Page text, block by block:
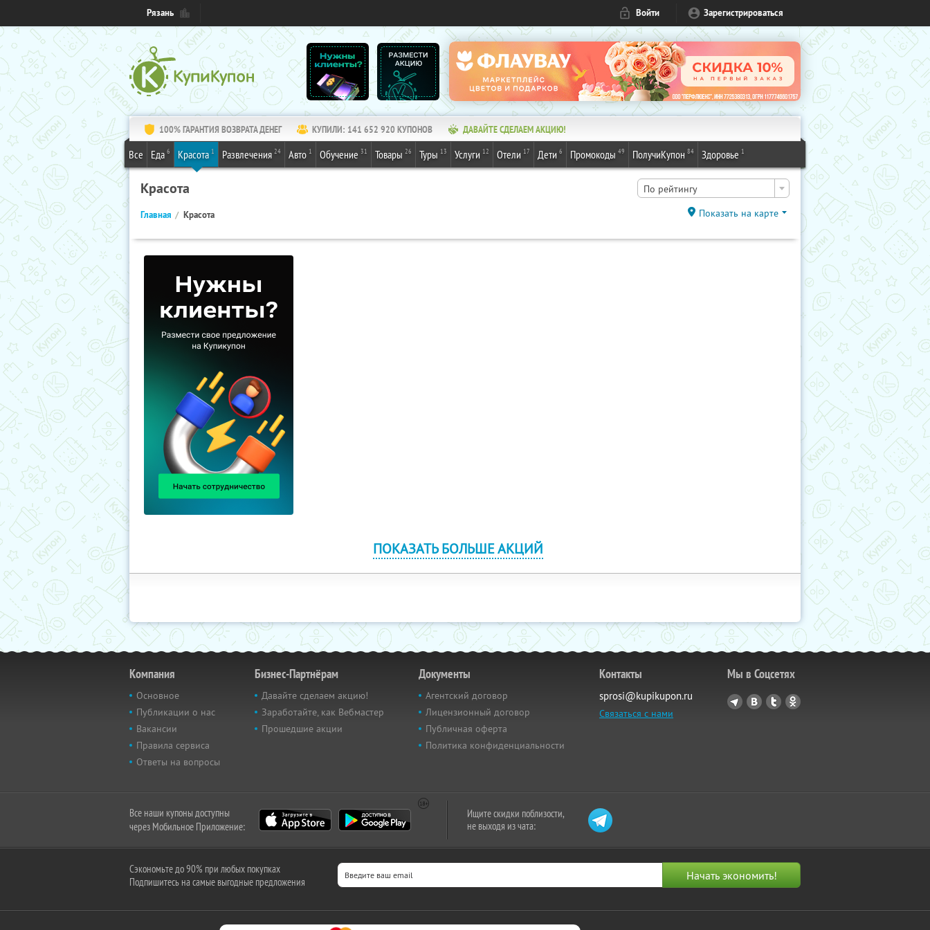
Рязань Войти Зарегистрироваться
100% ГАРАНТИЯ ВОЗВРАТА ДЕНЕГ КУПИЛИ: 141 652 920КУПОНОВ ДАВАЙТЕ СДЕЛАЕМ АКЦИЮ!
Все Еда 6 Красота 1 Развлечения 24 Авто 1 Обучение 31 Товары 26 Туры 13 Услуги 12 Отели 17 Дети 6 Промокоды 49 ПолучиКупон 84 Здоровье 1
Красота По рейтингу
Главная Красота Показать на карте
ПОКАЗАТЬ БОЛЬШЕ АКЦИЙ
Компания
Основное
Публикации о нас
Вакансии
Правила сервиса
Ответы на вопросы
Бизнес-Партнёрам
Давайте сделаем акцию!
Заработайте, как Вебмастер
Прошедшие акции
Документы
Агентский договор
Лицензионный договор
Публичная оферта
Политика конфиденциальности
Контакты
sprosi@kupikupon.ru
Связаться с нами
Мы в Соцсетях
Все наши купоны доступны
через Мобильное Приложение:
Ищите скидки поблизости,
не выходя из чата:
Сэкономьте до 90% при любых покупках
Подпишитесь на самые выгодные предложения